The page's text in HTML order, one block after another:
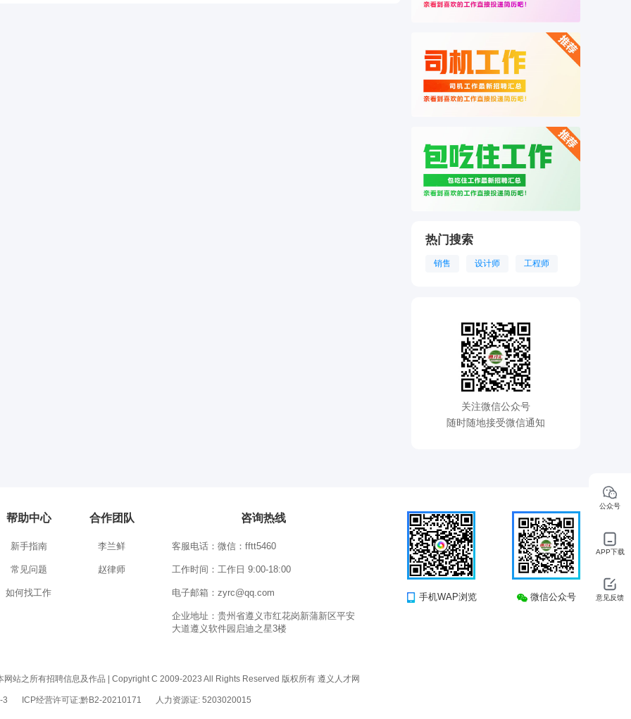
热门搜索
销售 设计师 工程师
关注微信公众号
随时随地接受微信通知
帮助中心
新手指南
常见问题
如何找工作
合作团队
李兰鲜
赵律师
咨询热线
客服电话：微信：fftt5460
工作时间：工作日 9:00-18:00
电子邮箱：zyrc@qq.com
企业地址：贵州省遵义市红花岗新蒲新区平安
大道遵义软件园启迪之星3楼
手机WAP浏览 微信公众号
站之所有招聘信息及作品 | Copyright C 2009-2023 All Rights Reserved 版权所有 遵义人才网
3 ICP经营许可证:黔B2-20210171 人力资源证: 5203020015
公众号
APP下载
意见反馈